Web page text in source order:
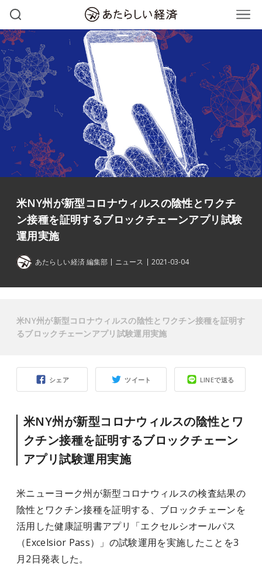
米NY州が新型コロナウィルスの陰性とワクチ
ン接種を証明するブロックチェーンアプリ試験
運用実施
あたらしい経済 編集部 ニュース 2021-03-04
シェア ツイート LINEで送る
米NY州が新型コロナウィルスの陰性とワ
クチン接種を証明するブロックチェーン
アプリ試験運用実施
米ニューヨーク州が新型コロナウィルスの検査結果の
陰性とワクチン接種を証明する、ブロックチェーンを
活用した健康証明書アプリ「エクセルシオールパス
（Excelsior Pass）」の試験運用を実施したことを3
月2日発表した。
米NY州が新型コロナウィルスの陰性とワクチン接種を証明す
るブロックチェーンアプリ試験運用実施